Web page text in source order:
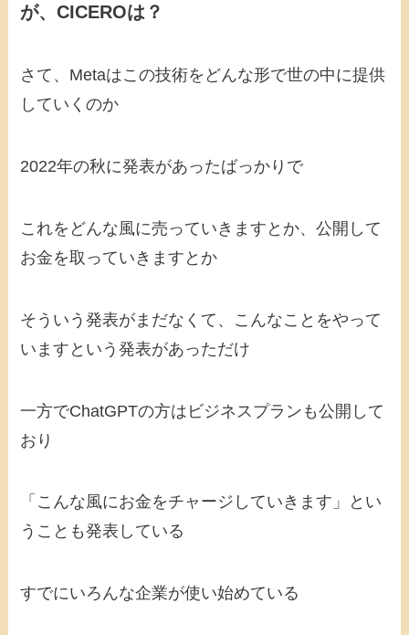
が、CICEROは？
さて、Metaはこの技術をどんな形で世の中に提供
していくのか
2022年の秋に発表があったばっかりで
これをどんな風に売っていきますとか、公開して
お金を取っていきますとか
そういう発表がまだなくて、こんなことをやって
いますという発表があっただけ
一方でChatGPTの方はビジネスプランも公開して
おり
「こんな風にお金をチャージしていきます」とい
うことも発表している
すでにいろんな企業が使い始めている